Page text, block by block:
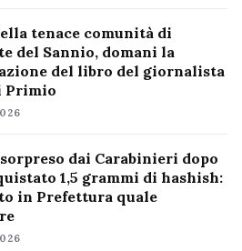
tenace comunità di
del Sannio, domani la
del libro del giornalista
Primio
dai Carabinieri dopo
1,5 grammi di hashish:
in Prefettura quale